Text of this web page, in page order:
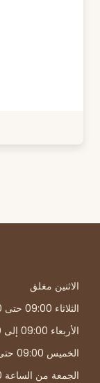
الاثنين مغلق
الثلاثاء 09:00 حتى 19:00
الأربعاء 09:00 إلى 12:00
الخميس 09:00 حتى 15:00
الجمعة من الساعة 09:00 صباحاً إلى الساعة 18:00 مساءً